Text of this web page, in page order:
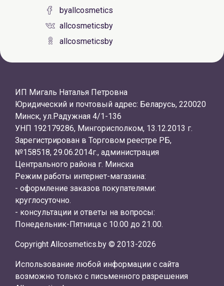
byallcosmetics
allcosmeticsby
allcosmeticsby
ИП Мигаль Наталья Петровна
Юридический и почтовый адрес: Беларусь, 220020
Минск, ул.Радужная 4/1-136
УНП 192179286, Мингорисполком, 13.12.2013 г.
Зарегистрирован в Торговом реестре РБ,
№158518, 29.06.2014г., администрация
Центрального района г. Минска
Режим работы интернет-магазина:
- оформление заказов покупателями:
круглосуточно.
- консультации и ответы на вопросы:
Понедельник-Пятница с 10.00 до 21.00.
Copyright Allcosmetics.by © 2013-2026
Использование любой информации с сайта
возможно только с письменного разрешения